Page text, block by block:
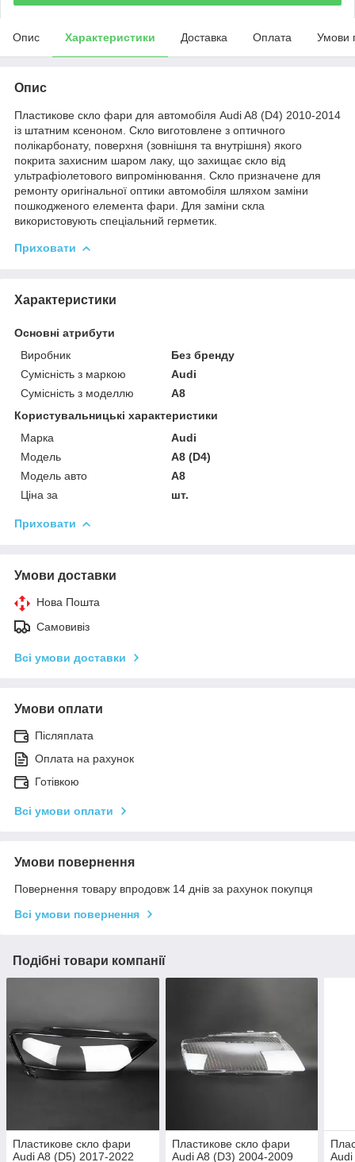
Опис Характеристики Доставка Оплата Умови
Опис
Пластикове скло фари для автомобіля Audi A8 (D4) 2010-2014
із штатним ксеноном. Скло виготовлене з оптичного
полікарбонату, поверхня (зовнішня та внутрішня) якого
покрита захисним шаром лаку, що захищає скло від
ультрафіолетового випромінювання. Скло призначене для
ремонту оригінальної оптики автомобіля шляхом заміни
пошкодженого елемента фари. Для заміни скла
використовують спеціальний герметик.
Приховати
Характеристики
Основні атрибути
Виробник
Без бренду
Сумісність з маркою
Audi
Сумісність з моделлю
A8
Користувальницькі характеристики
Марка
Audi
Мoдель
A8 (D4)
Модель авто
A8
Ціна за
шт.
Приховати
Умови доставки
Нова Пошта
Самовивіз
Всі умови доставки
Умови оплати
Післяплата
Оплата на рахунок
Готівкою
Всі умови оплати
Умови повернення
Повернення товару впродовж 14 днів за рахунок покупця
Всі умови повернення
Подібні товари компанії
Пластикове скло фари
Audi A8 (D5) 2017-2022
Пластикове скло фари
Audi A8 (D3) 2004-2009